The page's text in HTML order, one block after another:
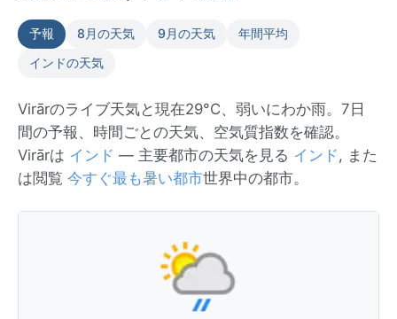
予報 8月の天気 9月の天気
年間平均
インドの天気
Virārのライブ天気と現在29°C、弱いにわか雨。7日
間の予報、時間ごとの天気、空気質指数を確認。
Virārは インド — 主要都市の天気を見る インド, また
は閲覧 今すぐ最も暑い都市世界中の都市。